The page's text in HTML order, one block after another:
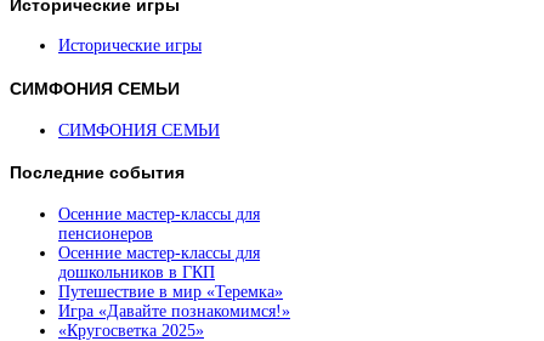
Исторические игры
Исторические игры
СИМФОНИЯ СЕМЬИ
СИМФОНИЯ СЕМЬИ
Последние события
Осенние мастер-классы для
пенсионеров
Осенние мастер-классы для
дошкольников в ГКП
Путешествие в мир «Теремка»
Игра «Давайте познакомимся!»
«Кругосветка 2025»